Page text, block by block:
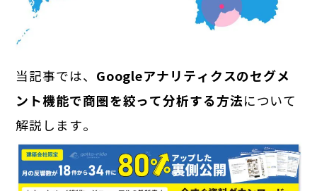
当記事では、 Googleアナリティクスのセグメ
ント機能で商圏を絞って分析する方法について
解説します。